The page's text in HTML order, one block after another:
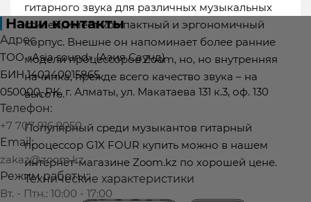
гитарного звука для различных музыкальных
стилей, имеет компактный и эргономичный
корпус. Внешне он напоминает более ранние
модели процессоров Zoom, но, но внутренняя
начинка, прежде всего качество звука – на
высоте.
Популярный среди музыкантов гитарный
процессор G1X FOUR купить можно в нашем
интернет-магазине Zoom.kz по хорошей цене.
Технические характеристики
Наши контакты
Адрес
ТОО «Asia sound» (Азия Саунд)
БИН 140240015865
050000, РК, г. Алматы, ул. Макатаева 131 к.3, оф. 130
Телефон:
+7 707 916 9050
Email:
zakaz@zoom.kz
Режим работы::
Вт. - Птн.: 10:00 - 17:00